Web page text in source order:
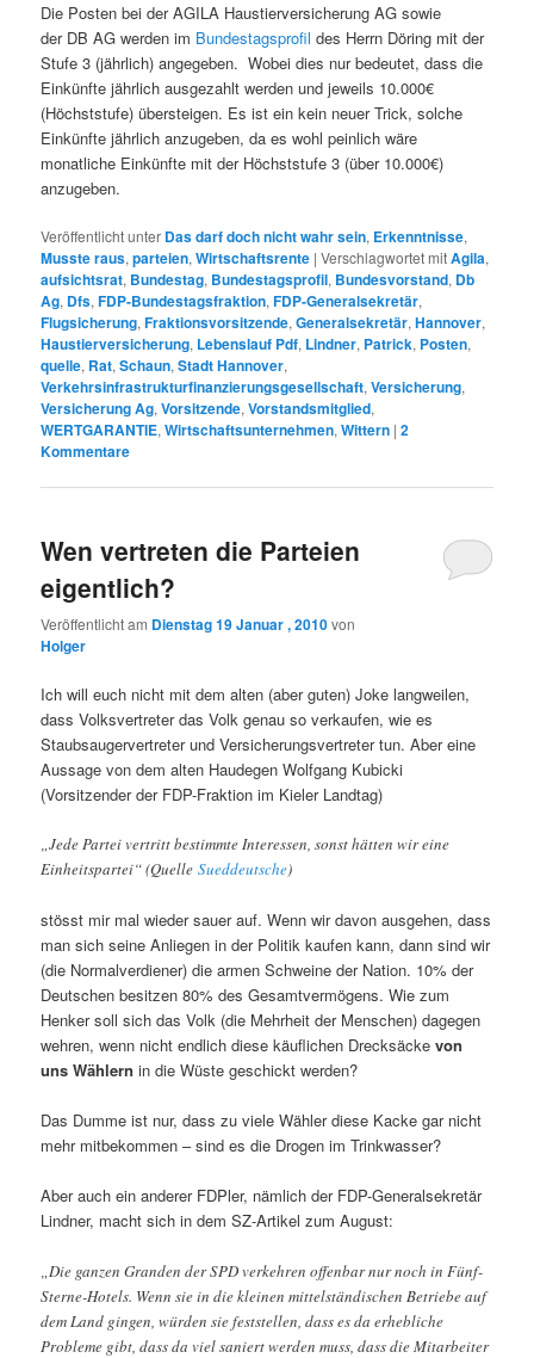
Die Posten bei der AGILA Haustierversicherung AG sowie
der DB AG werden im Bundestagsprofil des Herrn Döring mit der
Stufe 3 (jährlich) angegeben. Wobei dies nur bedeutet, dass die
Einkünfte jährlich ausgezahlt werden und jeweils 10.000€
(Höchststufe) übersteigen. Es ist ein kein neuer Trick, solche
Einkünfte jährlich anzugeben, da es wohl peinlich wäre
monatliche Einkünfte mit der Höchststufe 3 (über 10.000€)
anzugeben.
Veröffentlicht unter Das darf doch nicht wahr sein, Erkenntnisse,
Musste raus,parteien,Wirtschaftsrente |Verschlagwortet mitAgila,
aufsichtsrat, Bundestag, Bundestagsprofil, Bundesvorstand, Db
Ag, Dfs,FDP-Bundestagsfraktion,FDP-Generalsekretär,
Flugsicherung,Fraktionsvorsitzende,Generalsekretär,Hannover,
Haustierversicherung, Lebenslauf Pdf, Lindner, Patrick, Posten,
quelle, Rat,Schaun,Stadt Hannover,
Verkehrsinfrastrukturfinanzierungsgesellschaft,Versicherung,
Versicherung Ag,Vorsitzende,Vorstandsmitglied,
WERTGARANTIE,Wirtschaftsunternehmen,Wittern |2
Kommentare
Wen vertreten die Parteien
eigentlich?
Veröffentlicht am Dienstag 19 Januar , 2010von
Holger
Ich will euch nicht mit dem alten (aber guten) Joke langweilen,
dass Volksvertreter das Volk genau so verkaufen, wie es
Staubsaugervertreter und Versicherungsvertreter tun. Aber eine
Aussage von dem alten Haudegen Wolfgang Kubicki
(Vorsitzender der FDP-Fraktion im Kieler Landtag)
„Jede Partei vertritt bestimmte Interessen, sonst hätten wir eine
Einheitspartei“ (QuelleSueddeutsche)
stösst mir mal wieder sauer auf. Wenn wir davon ausgehen, dass
man sich seine Anliegen in der Politik kaufen kann, dann sind wir
(die Normalverdiener) die armen Schweine der Nation. 10% der
Deutschen besitzen 80% des Gesamtvermögens. Wie zum
Henker soll sich das Volk (die Mehrheit der Menschen) dagegen
wehren, wenn nicht endlich diese käuflichen Drecksäckevon
uns Wählern in die Wüste geschickt werden?
Das Dumme ist nur, dass zu viele Wähler diese Kacke gar nicht
mehr mitbekommen – sind es die Drogen im Trinkwasser?
Aber auch ein anderer FDPler, nämlich der FDP-Generalsekretär
Lindner, macht sich in dem SZ-Artikel zum August:
„Die ganzen Granden der SPD verkehren offenbar nur noch in Fünf-
Sterne-Hotels. Wenn sie in die kleinen mittelständischen Betriebe auf
dem Land gingen, würden sie feststellen, dass es da erhebliche
Probleme gibt, dass da viel saniert werden muss, dass die Mitarbeiter